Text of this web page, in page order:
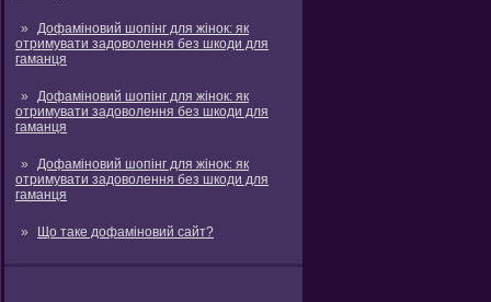
Дофаміновий шопінг для жінок: як
отримувати задоволення без шкоди для
гаманця
Дофаміновий шопінг для жінок: як
отримувати задоволення без шкоди для
гаманця
Дофаміновий шопінг для жінок: як
отримувати задоволення без шкоди для
гаманця
Що таке дофаміновий сайт?